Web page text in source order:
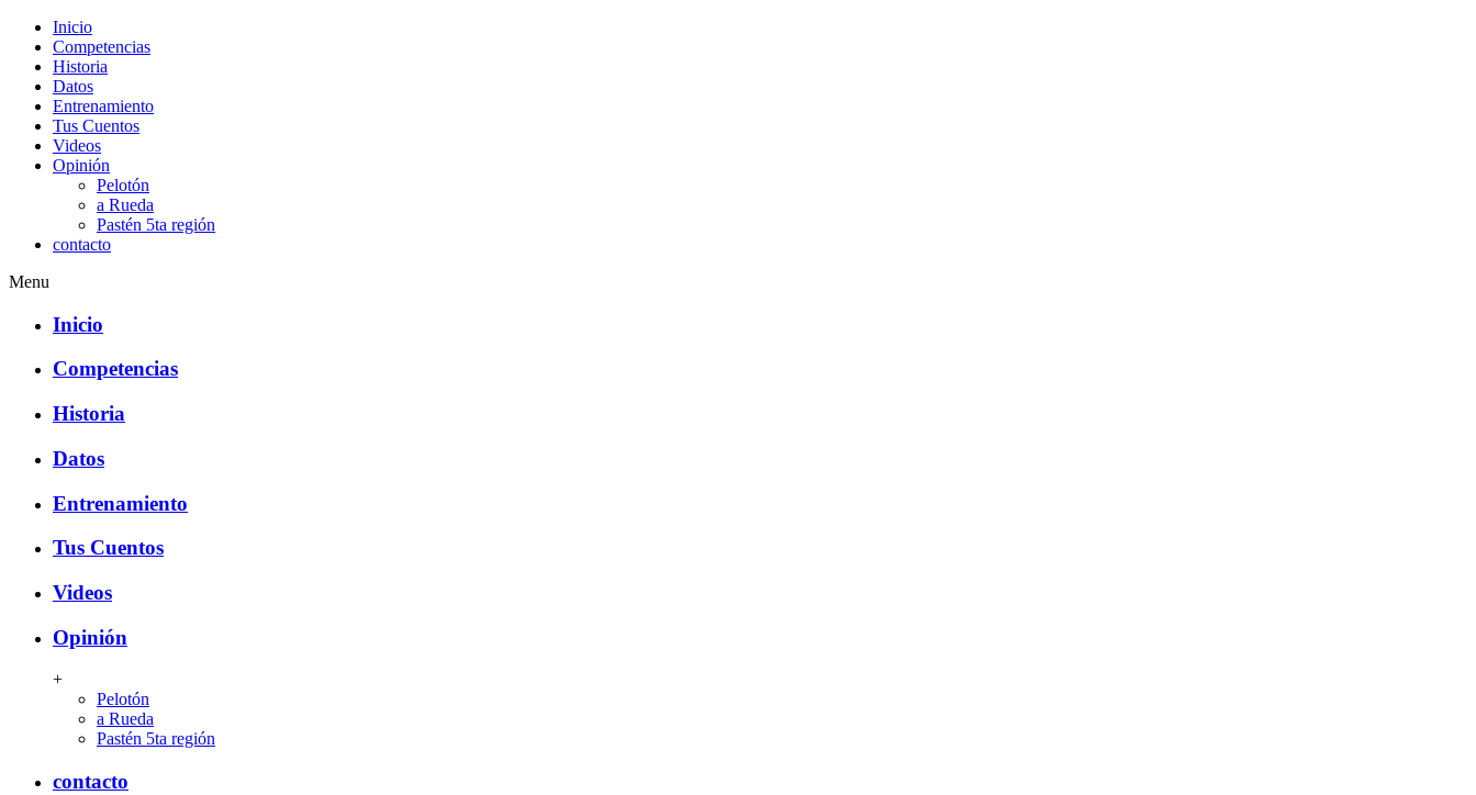
Inicio
Competencias
Historia
Datos
Entrenamiento
Tus Cuentos
Videos
Opinión
Pelotón
a Rueda
Pastén 5ta región
contacto
Menu
Inicio
Competencias
Historia
Datos
Entrenamiento
Tus Cuentos
Videos
Opinión
+
Pelotón
a Rueda
Pastén 5ta región
contacto